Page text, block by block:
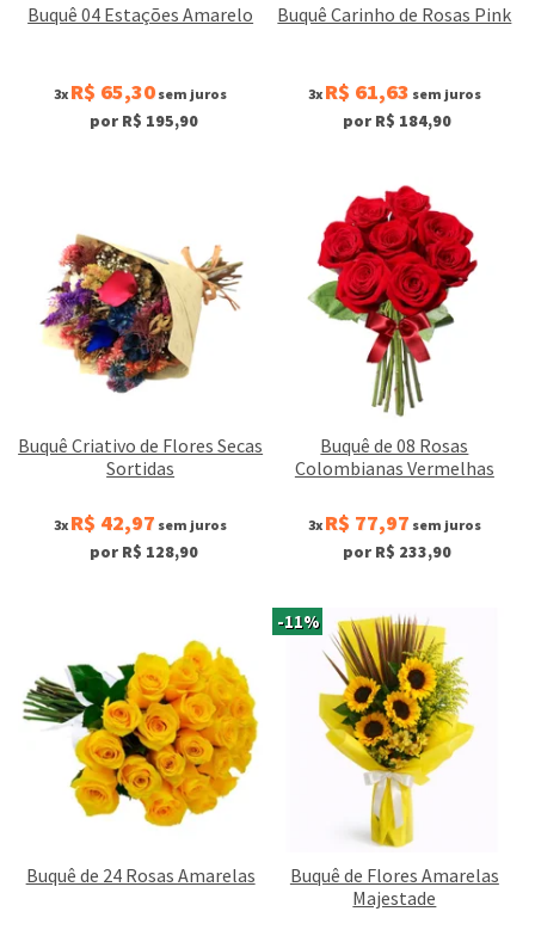
Buquê 04 Estações Amarelo
3x R$ 65,30 sem juros
por R$ 195,90
Buquê Carinho de Rosas Pink
3x R$ 61,63 sem juros
por R$ 184,90
Buquê Criativo de Flores Secas
Sortidas
3x R$ 42,97 sem juros
por R$ 128,90
Buquê de 08 Rosas
Colombianas Vermelhas
3x R$ 77,97 sem juros
por R$ 233,90
Buquê de 24 Rosas Amarelas
-11%
Buquê de Flores Amarelas
Majestade